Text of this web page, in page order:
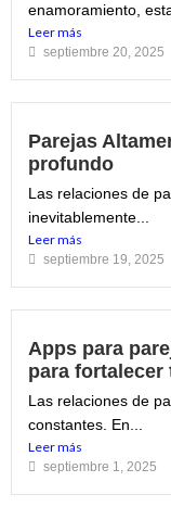
enamoramiento,
Leer más
septiembre 20, 2025
Parejas
profundo
Las relaciones de
inevitablemente...
Leer más
septiembre 19, 2025
Apps para
para fortalecer
Las relaciones de
constantes. En...
Leer más
septiembre 1, 2025